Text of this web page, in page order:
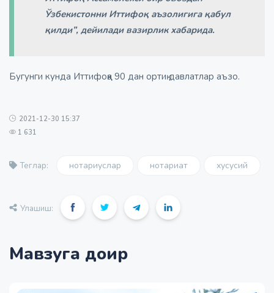
Ўзбекистонни Иттифоқ аъзолигига қабул
қилди”, дейилади вазирлик хабарида.
Бугунги кунда Иттифоққа 90 дан ортиқ давлатлар аъзо.
2021-12-30 15:37
1 631
Теглар: нотариуслар нотариат хусусий
Улашиш:
Мавзуга доир